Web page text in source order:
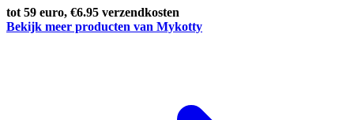
tot 59 euro, €6.95 verzendkosten
Bekijk meer producten van Mykotty